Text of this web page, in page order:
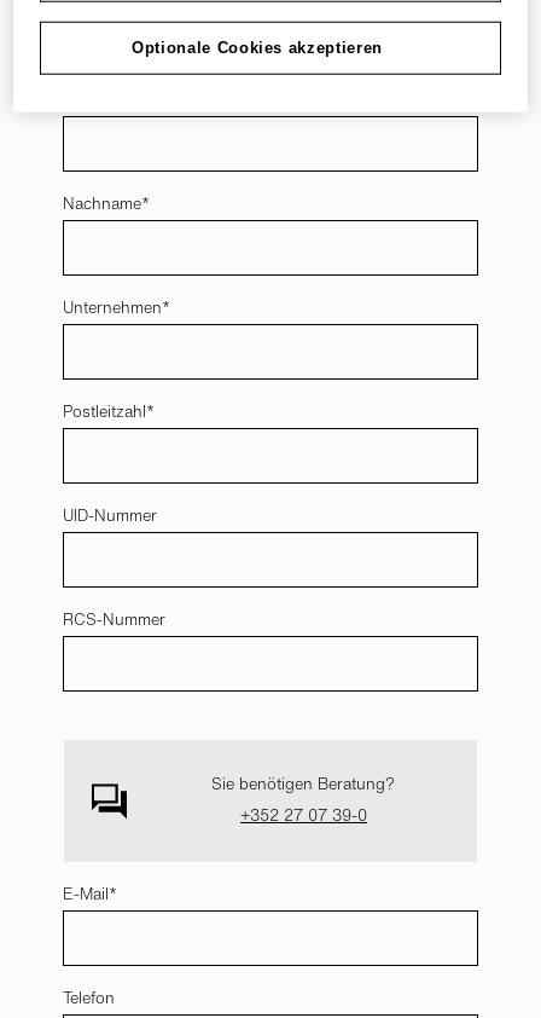
Nachname
Unternehmen
Postleitzahl
UID-Nummer
RCS-Nummer
Sie benötigen Beratung?
+352 27 07 39-0
E-Mail
Telefon
Optionale Cookies akzeptieren